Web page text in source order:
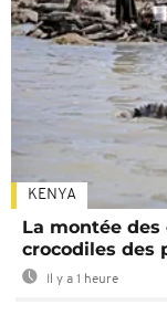
KENYA
La montée des
crocodiles des
Il y a 1 heure